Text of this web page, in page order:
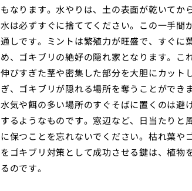
なります。水やりは、土の表面が乾いて
は必ずすぐに捨ててください。この一手間
しです。ミントは繁殖力が旺盛で、すぐ
、ゴキブリの絶好の隠れ家となります。こ
びすぎた茎や密集した部分を大胆にカット
、ゴキブリが隠れる場所を奪うことがで
気や餌の多い場所のすぐそばに置くのは避
るようなものです。窓辺など、日当たりと
保つことを忘れないでください。枯れ葉
ゴキブリ対策として成功させる鍵は、植
のです。